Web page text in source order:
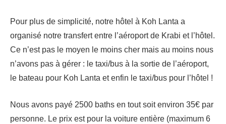
Pour plus de simplicité, notre hôtel à Koh Lanta a
organisé notre transfert entre l’aéroport de Krabi et l’hôtel.
Ce n’est pas le moyen le moins cher mais au moins nous
n’avons pas à gérer : le taxi/bus à la sortie de l’aéroport,
le bateau pour Koh Lanta et enfin le taxi/bus pour l’hôtel !
Nous avons payé 2500 baths en tout soit environ 35€ par
personne. Le prix est pour la voiture entière (maximum 6